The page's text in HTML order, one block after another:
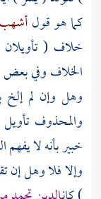
كما هو قولأشهب
خلاف ( تأويلان
الخلاف وفي بعض
وهل وإن لم إلخ
والمحذوف
خبير بأنه لا
وإلا فلا وهل إن